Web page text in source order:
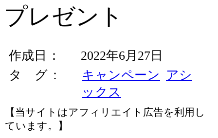
プレゼント
作成日
2022年6月27日
タ グ
キャンペーン アシ
ックス
【当サイトはアフィリエイト広告を利用し
ています。】